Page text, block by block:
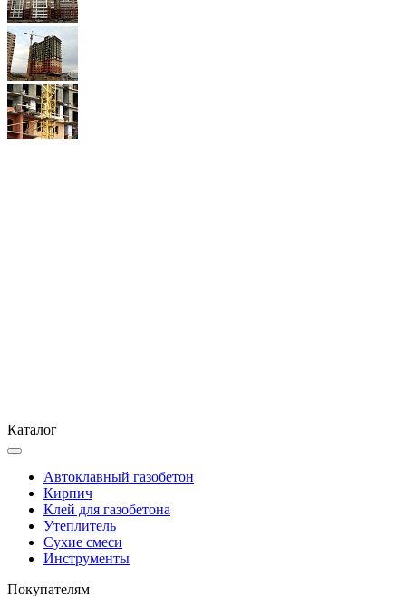
Каталог
Автоклавный газобетон
Кирпич
Клей для газобетона
Утеплитель
Сухие смеси
Инструменты
Покупателям